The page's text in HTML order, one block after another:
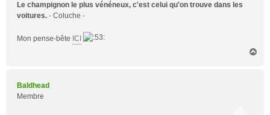
Le champignon le plus vénéneux, c'est celui qu'on trouve dans les
voitures. - Coluche -
Mon pense-bête ICI
Baldhead
Membre